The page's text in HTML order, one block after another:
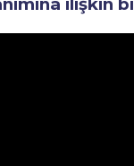
ilişkin